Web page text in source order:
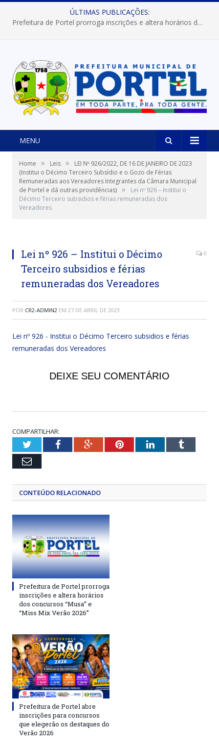
ÚLTIMAS PUBLICAÇÕES:
Prefeitura de Portel prorroga inscrições e altera horários dos concursos “Musa” e “Miss Mix Verão 2026”
MENU
Home » Leis »
LEI Nº 926/2022, DE 16 DE JANEIRO DE 2023
(Institui o Décimo Terceiro Subsídio e o Gozo de Férias
Remuneradas aos Vereadores Integrantes da Câmara Municipal
de Portel e dá outras providências) »
Lei nº 926 – Institui o
Décimo Terceiro subsidios e férias remuneradas dos
Vereadores
Lei nº 926 – Institui o Décimo
Terceiro subsidios e férias
remuneradas dos Vereadores
0
POR CR2-ADMIN2 EM 27 DE ABRIL DE 2023
Lei nº 926 - Institui o Décimo Terceiro subsidios e férias
remuneradas dos Vereadores
DEIXE SEU COMENTÁRIO
COMPARTILHAR:
TwitterFacebookGoogle+PinterestLinkedInTumblr
Email
CONTEÚDO RELACIONADO
Prefeitura de Portel prorroga
inscrições e altera horários
dos concursos “Musa” e
“Miss Mix Verão 2026”
Prefeitura de Portel abre
inscrições para concursos
que elegerão os destaques do
Verão 2026